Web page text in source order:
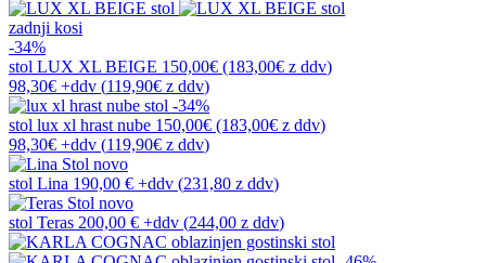
zadnji kosi
-34%
stol LUX XL BEIGE 150,00€ (183,00€ z ddv)
98,30€ +ddv (119,90€ z ddv)
-34%
stol lux xl hrast nube 150,00€ (183,00€ z ddv)
98,30€ +ddv (119,90€ z ddv)
novo
stol Lina 190,00 € +ddv (231,80 z ddv)
novo
stol Teras 200,00 € +ddv (244,00 z ddv)